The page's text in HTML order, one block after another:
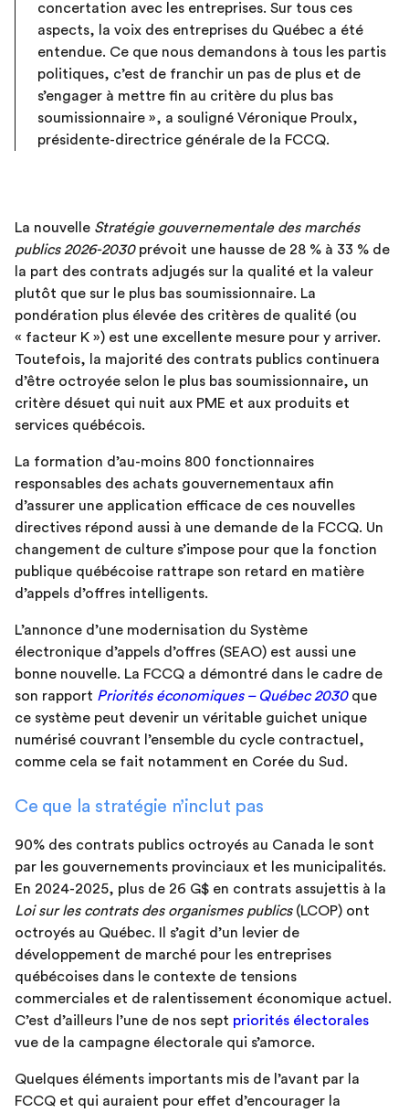
concertation avec les entreprises. Sur tous ces
aspects, la voix des entreprises du Québec a été
entendue. Ce que nous demandons à tous les partis
politiques, c’est de franchir un pas de plus et de
s’engager à mettre fin au critère du plus bas
soumissionnaire », a souligné Véronique Proulx,
présidente-directrice générale de la FCCQ.
La nouvelle Stratégie gouvernementale des marchés
publics 2026-2030prévoit une hausse de 28 % à 33 % de
la part des contrats adjugés sur la qualité et la valeur
plutôt que sur le plus bas soumissionnaire. La
pondération plus élevée des critères de qualité (ou
« facteur K ») est une excellente mesure pour y arriver.
Toutefois, la majorité des contrats publics continuera
d’être octroyée selon le plus bas soumissionnaire, un
critère désuet qui nuit aux PME et aux produits et
services québécois.
La formation d’au-moins 800 fonctionnaires
responsables des achats gouvernementaux afin
d’assurer une application efficace de ces nouvelles
directives répond aussi à une demande de la FCCQ. Un
changement de culture s’impose pour que la fonction
publique québécoise rattrape son retard en matière
d’appels d’offres intelligents.
L’annonce d’une modernisation du Système
électronique d’appels d’offres (SEAO) est aussi une
bonne nouvelle. La FCCQ a démontré dans le cadre de
son rapport Priorités économiques – Québec 2030que
ce système peut devenir un véritable guichet unique
numérisé couvrant l’ensemble du cycle contractuel,
comme cela se fait notamment en Corée du Sud.
Ce que la stratégie n’inclut pas
90% des contrats publics octroyés au Canada le sont
par les gouvernements provinciaux et les municipalités.
En 2024-2025, plus de 26 G$ en contrats assujettis à la
Loi sur les contrats des organismes publics(LCOP) ont
octroyés au Québec. Il s’agit d’un levier de
développement de marché pour les entreprises
québécoises dans le contexte de tensions
commerciales et de ralentissement économique actuel.
C’est d’ailleurs l’une de nos sept priorités électorales
vue de la campagne électorale qui s’amorce.
Quelques éléments importants mis de l’avant par la
FCCQ et qui auraient pour effet d’encourager la